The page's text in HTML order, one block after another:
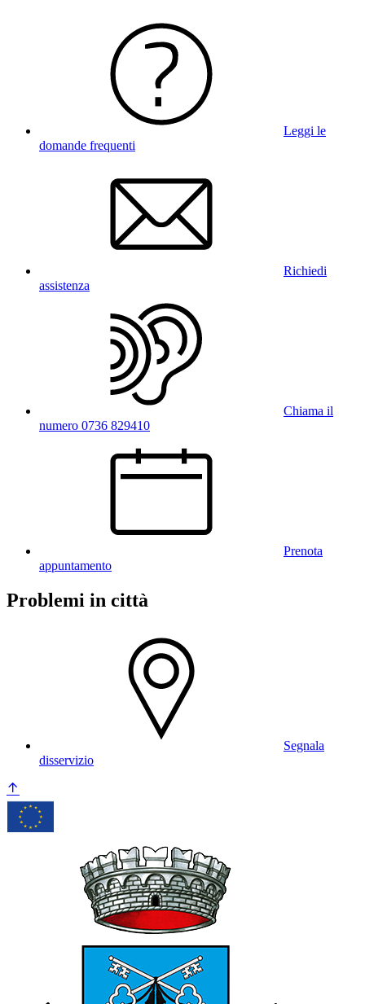
Leggi le
domande frequenti
Richiedi
assistenza
Chiama il
numero 0736 829410
Prenota
appuntamento
Problemi in città
Segnala
disservizio